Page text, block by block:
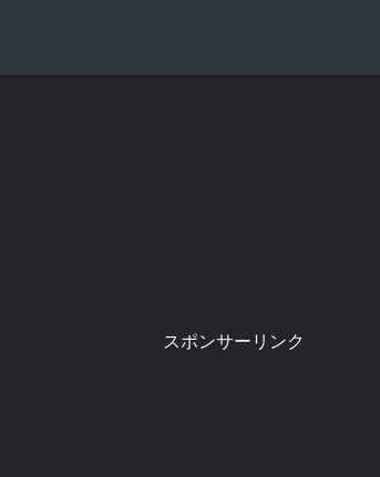
スポンサーリンク